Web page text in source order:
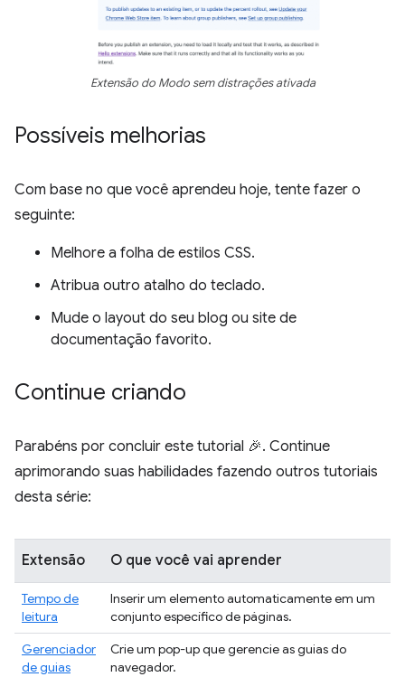
Extensão do Modo sem distrações ativada
Possíveis melhorias
Com base no que você aprendeu hoje, tente fazer o
seguinte:
Melhore a folha de estilos CSS.
Atribua outro atalho do teclado.
Mude o layout do seu blog ou site de
documentação favorito.
Continue criando
Parabéns por concluir este tutorial 🎉. Continue
aprimorando suas habilidades fazendo outros tutoriais
desta série:
Extensão O que você vai aprender
Tempo de
leitura
Inserir um elemento automaticamente em um
conjunto específico de páginas.
Gerenciador
de guias
Crie um pop-up que gerencie as guias do
navegador.